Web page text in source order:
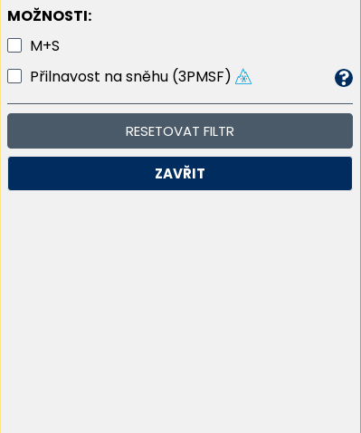
MOŽNOSTI:
M+S
Přilnavost na sněhu (3PMSF)
RESETOVAT FILTR
ZAVŘIT